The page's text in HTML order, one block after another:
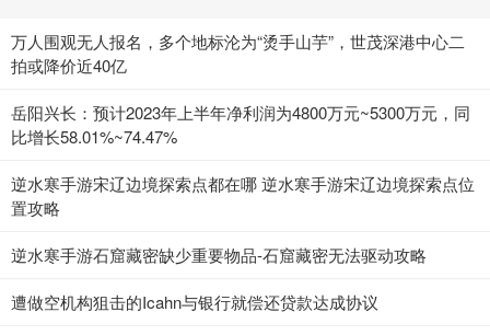
万人围观无人报名，多个地标沦为“烫手山芋”，世茂深港中心二
拍或降价近40亿
岳阳兴长：预计2023年上半年净利润为4800万元~5300万元，同
比增长58.01%~74.47%
逆水寒手游宋辽边境探索点都在哪 逆水寒手游宋辽边境探索点位
置攻略
逆水寒手游石窟藏密缺少重要物品-石窟藏密无法驱动攻略
遭做空机构狙击的Icahn与银行就偿还贷款达成协议